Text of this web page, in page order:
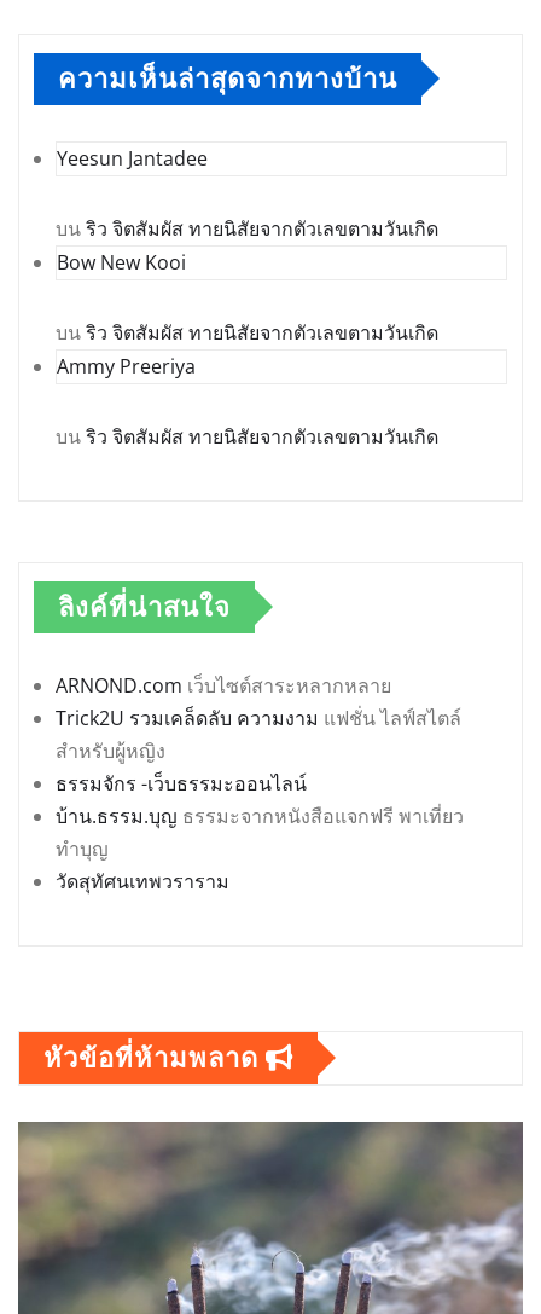
ความเห็นล่าสุดจากทางบ้าน
Yeesun Jantadee
บนริว จิตสัมผัส ทายนิสัยจากตัวเลขตามวันเกิด
Bow New Kooi
บนริว จิตสัมผัส ทายนิสัยจากตัวเลขตามวันเกิด
Ammy Preeriya
บนริว จิตสัมผัส ทายนิสัยจากตัวเลขตามวันเกิด
ลิงค์ที่น่าสนใจ
ARNOND.com เว็บไซต์สาระหลากหลาย
Trick2U รวมเคล็ดลับ ความงาม แฟชั่น ไลฟ์สไตล์
สำหรับผู้หญิง
ธรรมจักร -เว็บธรรมะออนไลน์
บ้าน.ธรรม.บุญ ธรรมะจากหนังสือแจกฟรี พาเที่ยว
ทำบุญ
วัดสุทัศนเทพวราราม
หัวข้อที่ห้ามพลาด